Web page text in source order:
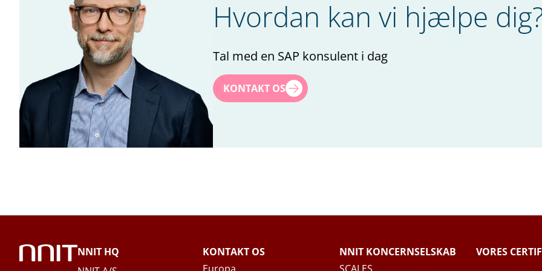
Hvordan kan vi hjælpe
Tal med en SAP konsulent i dag
Navn*
Firma*
KONTAKT OS
NNIT HQ
KONTAKT OS
NNIT KONCERNSELSKAB
VORES